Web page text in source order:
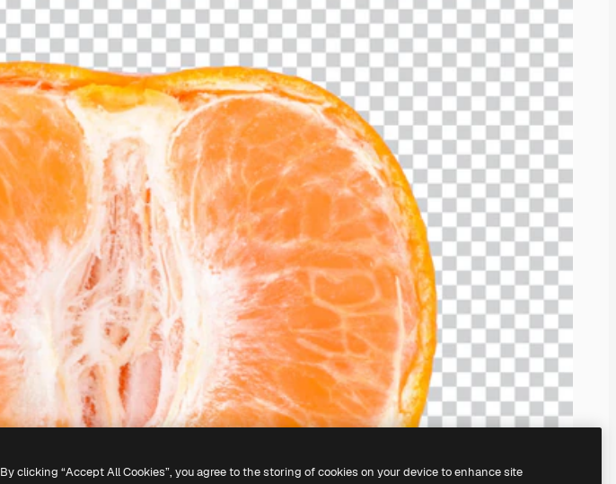
By clicking “Accept All Cookies”, you agree to the storing of cookies on your device to enhance site